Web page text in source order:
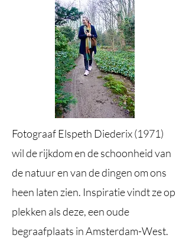
Fotograaf Elspeth Diederix (1971)
wil de rijkdom en de schoonheid van
de natuur en van de dingen om ons
heen laten zien. Inspiratie vindt ze op
plekken als deze, een oude
begraafplaats in Amsterdam-West.